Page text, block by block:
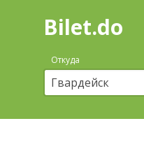
Поиск
покупка
билетов
автобус
онлайн
Bilet.do
Откуда